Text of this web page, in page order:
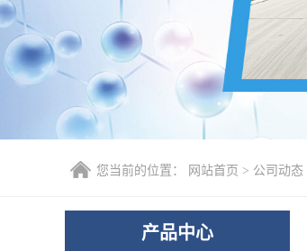
您当前的位置： 网站首页 > 公司动态
产品中心